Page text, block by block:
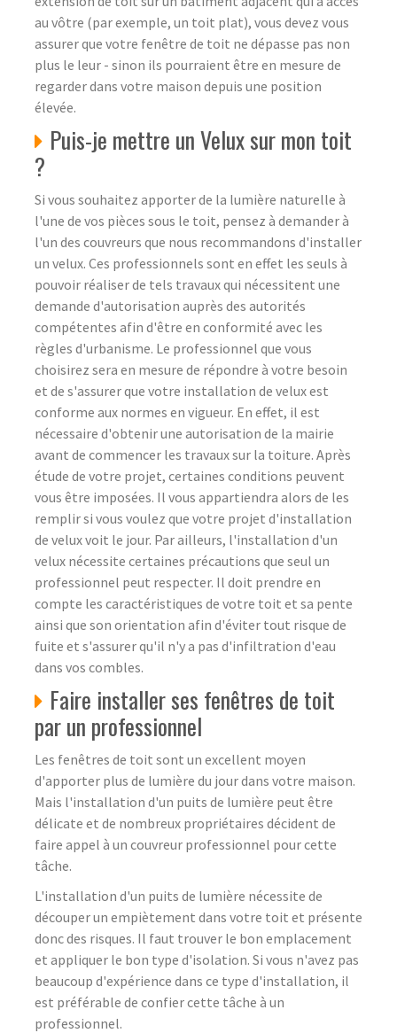
au vôtre (par exemple, un toit plat), vous devez vous
assurer que votre fenêtre de toit ne dépasse pas non
plus le leur - sinon ils pourraient être en mesure de
regarder dans votre maison depuis une position
élevée.
Puis-je mettre un Velux sur mon toit
?
Si vous souhaitez apporter de la lumière naturelle à
l'une de vos pièces sous le toit, pensez à demander à
l'un des couvreurs que nous recommandons d'installer
un velux. Ces professionnels sont en effet les seuls à
pouvoir réaliser de tels travaux qui nécessitent une
demande d'autorisation auprès des autorités
compétentes afin d'être en conformité avec les
règles d'urbanisme. Le professionnel que vous
choisirez sera en mesure de répondre à votre besoin
et de s'assurer que votre installation de velux est
conforme aux normes en vigueur. En effet, il est
nécessaire d'obtenir une autorisation de la mairie
avant de commencer les travaux sur la toiture. Après
étude de votre projet, certaines conditions peuvent
vous être imposées. Il vous appartiendra alors de les
remplir si vous voulez que votre projet d'installation
de velux voit le jour. Par ailleurs, l'installation d'un
velux nécessite certaines précautions que seul un
professionnel peut respecter. Il doit prendre en
compte les caractéristiques de votre toit et sa pente
ainsi que son orientation afin d'éviter tout risque de
fuite et s'assurer qu'il n'y a pas d'infiltration d'eau
dans vos combles.
Faire installer ses fenêtres de toit
par un professionnel
Les fenêtres de toit sont un excellent moyen
d'apporter plus de lumière du jour dans votre maison.
Mais l'installation d'un puits de lumière peut être
délicate et de nombreux propriétaires décident de
faire appel à un couvreur professionnel pour cette
tâche.
L'installation d'un puits de lumière nécessite de
découper un empiètement dans votre toit et présente
donc des risques. Il faut trouver le bon emplacement
et appliquer le bon type d'isolation. Si vous n'avez pas
beaucoup d'expérience dans ce type d'installation, il
est préférable de confier cette tâche à un
professionnel.